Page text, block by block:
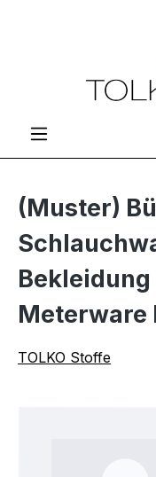
Zum Hauptinhalt
(Muster)
Meterware
TOLKO Stoffe